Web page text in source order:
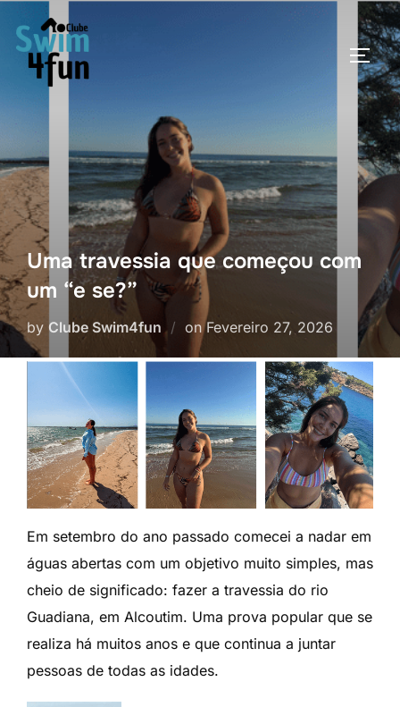
content
Uma travessia que começou com
um “e se?”
by Clube Swim4fun onPosted
Fevereiro 27, 2026
Em setembro do ano passado comecei a nadar em
águas abertas com um objetivo muito simples, mas
cheio de significado: fazer a travessia do rio
Guadiana, em Alcoutim. Uma prova popular que se
realiza há muitos anos e que continua a juntar
pessoas de todas as idades.